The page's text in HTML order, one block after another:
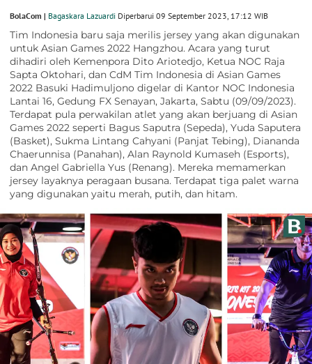
BolaCom | Bagaskara Lazuardi Diperbarui 09 September 2023, 17:12 WIB
Tim Indonesia baru saja merilis jersey yang akan digunakan
untuk Asian Games 2022 Hangzhou. Acara yang turut
dihadiri oleh Kemenpora Dito Ariotedjo, Ketua NOC Raja
Sapta Oktohari, dan CdM Tim Indonesia di Asian Games
2022 Basuki Hadimuljono digelar di Kantor NOC Indonesia
Lantai 16, Gedung FX Senayan, Jakarta, Sabtu (09/09/2023).
Terdapat pula perwakilan atlet yang akan berjuang di Asian
Games 2022 seperti Bagus Saputra (Sepeda), Yuda Saputera
(Basket), Sukma Lintang Cahyani (Panjat Tebing), Diananda
Chaerunnisa (Panahan), Alan Raynold Kumaseh (Esports),
dan Angel Gabriella Yus (Renang). Mereka memamerkan
jersey layaknya peragaan busana. Terdapat tiga palet warna
yang digunakan yaitu merah, putih, dan hitam.